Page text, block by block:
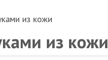
из кожи
из кожи